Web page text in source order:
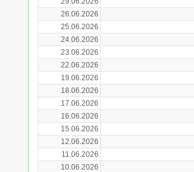
26.06.2026
25.06.2026
24.06.2026
23.06.2026
22.06.2026
19.06.2026
18.06.2026
17.06.2026
16.06.2026
15.06.2026
12.06.2026
11.06.2026
10.06.2026